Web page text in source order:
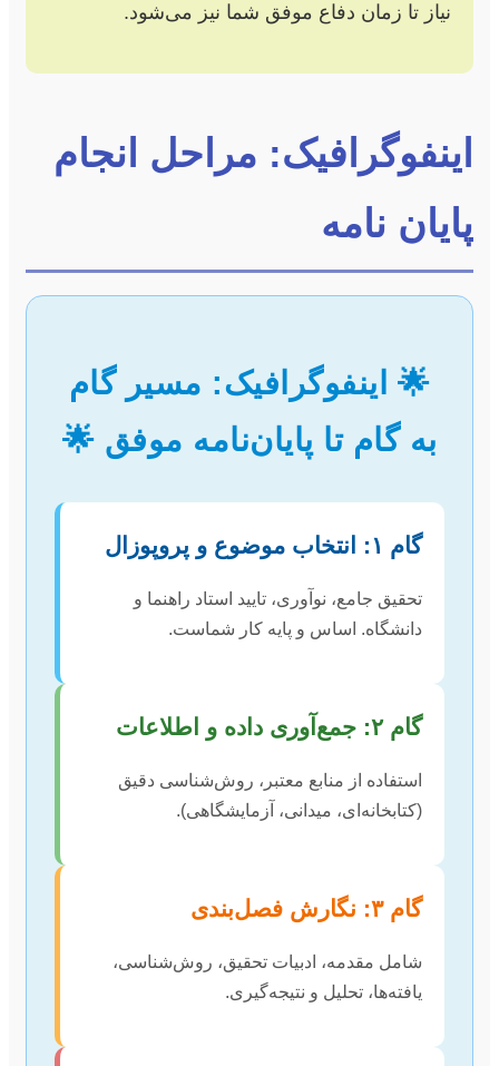
نیاز تا زمان دفاع موفق شما نیز می‌شود.
اینفوگرافیک: مراحل انجام
پایان نامه
🌟 اینفوگرافیک: مسیر گام
به گام تا پایان‌نامه موفق 🌟
گام ۱: انتخاب موضوع و پروپوزال
تحقیق جامع، نوآوری، تایید استاد راهنما و
دانشگاه. اساس و پایه کار شماست.
گام ۲: جمع‌آوری داده و اطلاعات
استفاده از منابع معتبر، روش‌شناسی دقیق
(کتابخانه‌ای، میدانی، آزمایشگاهی).
گام ۳: نگارش فصل‌بندی
شامل مقدمه، ادبیات تحقیق، روش‌شناسی،
یافته‌ها، تحلیل و نتیجه‌گیری.